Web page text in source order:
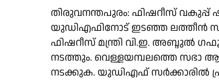
തിരുവനന്തപുരം: ഫിഷറീസ്
യുഡിഎഫിനോട് ഇടഞ്ഞ ലത്തീൻ
ഫിഷറീസ് മന്ത്രി വി.ഇ. അബ്ദുൽ
നടത്തും. വെള്ളയമ്പലത്തെ സഭാ
നടക്കുക. യുഡിഎഫ് സർക്കാരിൽ